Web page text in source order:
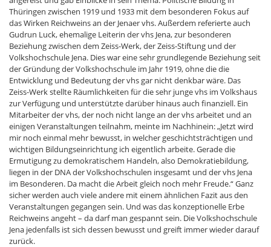
Thüringen zwischen 1919 und 1933 mit dem besonderen Fokus auf
das Wirken Reichweins an der Jenaer vhs. Außerdem referierte auch
Gudrun Luck, ehemalige Leiterin der vhs Jena, zur besonderen
Beziehung zwischen dem Zeiss-Werk, der Zeiss-Stiftung und der
Volkshochschule Jena. Dies war eine sehr grundlegende Beziehung seit
der Gründung der Volkshochschule im Jahr 1919, ohne die die
Entwicklung und Bedeutung der vhs gar nicht denkbar wäre. Das
Zeiss-Werk stellte Räumlichkeiten für die sehr junge vhs im Volkshaus
zur Verfügung und unterstützte darüber hinaus auch finanziell. Ein
Mitarbeiter der vhs, der noch nicht lange an der vhs arbeitet und an
einigen Veranstaltungen teilnahm, meinte im Nachhinein: „Jetzt wird
mir noch einmal mehr bewusst, in welcher geschichtsträchtigen und
wichtigen Bildungseinrichtung ich eigentlich arbeite. Gerade die
Ermutigung zu demokratischem Handeln, also Demokratiebildung,
liegen in der DNA der Volkshochschulen insgesamt und der vhs Jena
im Besonderen. Da macht die Arbeit gleich noch mehr Freude.“ Ganz
sicher werden auch viele andere mit einem ähnlichen Fazit aus den
Veranstaltungen gegangen sein. Und was das konzeptionelle Erbe
Reichweins angeht – da darf man gespannt sein. Die Volkshochschule
Jena jedenfalls ist sich dessen bewusst und greift immer wieder darauf
zurück.